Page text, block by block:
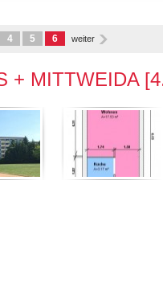
4 5 6 weiter
+ MITTWEIDA